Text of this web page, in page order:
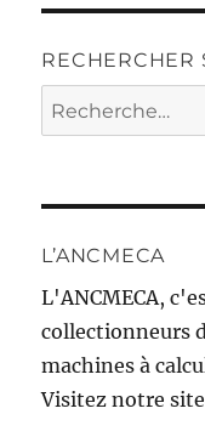
RECHERCHER
Recherche
pour :
L’ANCMECA
L'ANCMECA,
collectionneurs
machines à
Visitez notre